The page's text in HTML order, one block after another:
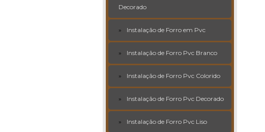
Decorado
Instalação de Forro em Pvc
Instalação de Forro Pvc Branco
Instalação de Forro Pvc Colorido
Instalação de Forro Pvc Decorado
Instalação de Forro Pvc Liso